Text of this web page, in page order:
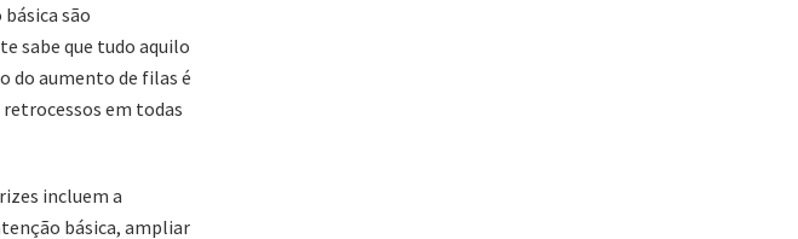
são
sabe que tudo aquilo
do aumento de filas é
em todas
incluem a
básica, ampliar